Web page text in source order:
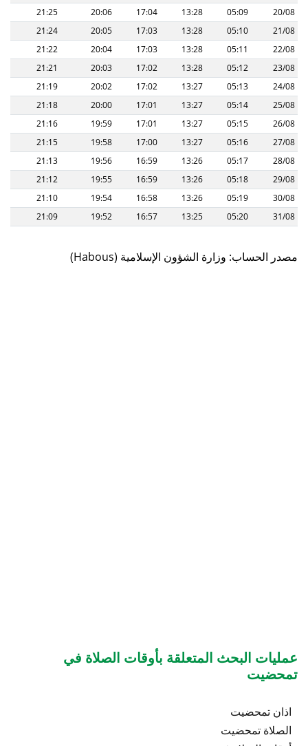
20/08
05:09
13:28
17:04
20:06
21:25
21/08
05:10
13:28
17:03
20:05
21:24
22/08
05:11
13:28
17:03
20:04
21:22
23/08
05:12
13:28
17:02
20:03
21:21
24/08
05:13
13:27
17:02
20:02
21:19
25/08
05:14
13:27
17:01
20:00
21:18
26/08
05:15
13:27
17:01
19:59
21:16
27/08
05:16
13:27
17:00
19:58
21:15
28/08
05:17
13:26
16:59
19:56
21:13
29/08
05:18
13:26
16:59
19:55
21:12
30/08
05:19
13:26
16:58
19:54
21:10
31/08
05:20
13:25
16:57
19:52
21:09
(Habous) مصدر الحساب: وزارة الشؤون الإسلامية
عمليات البحث المتعلقة بأوقات الصلاة في
تمحضيت
اذان تمحضيت
الصلاة تمحضيت